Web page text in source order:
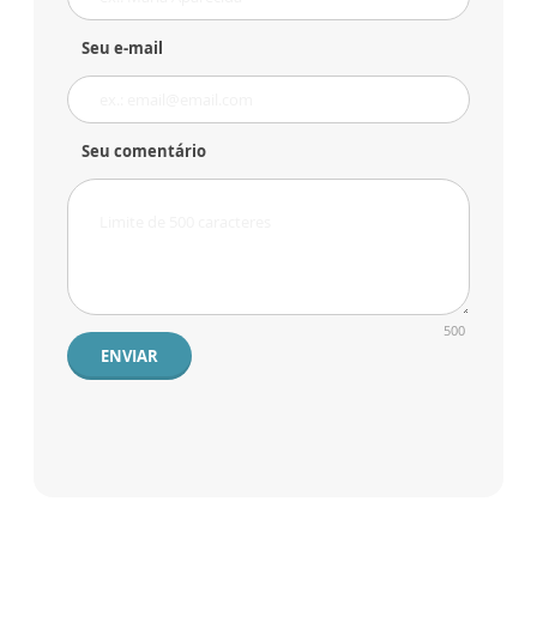
Seu e-mail
Seu comentário
500
ENVIAR